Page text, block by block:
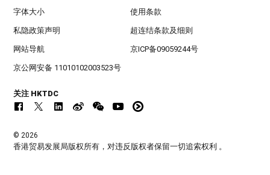
字体大小 使用条款
私隐政策声明 超连结条款及细则
网站导航 京ICP备09059244号
京公网安备 11010102003523号
关注 HKTDC
© 2026
香港贸易发展局版权所有，对违反版权者保留一切追索权利 。